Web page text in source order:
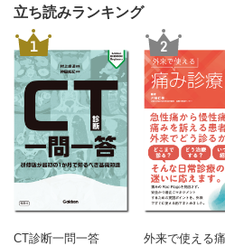
立ち読みランキング
1
CT診断一問一答
2
外来で使える